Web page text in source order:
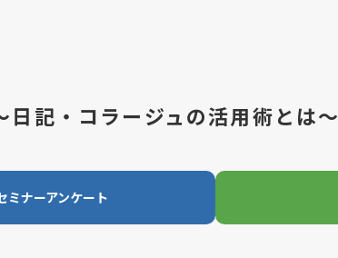
記・コラージュの活用術とは～
ミナーアンケート